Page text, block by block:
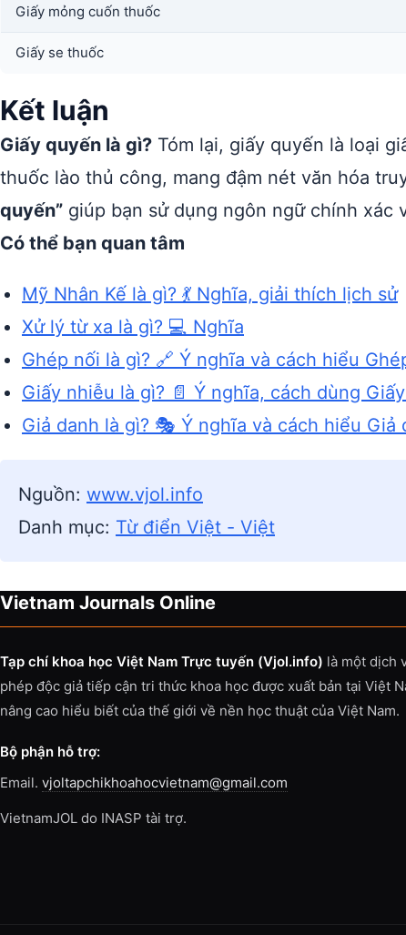
Giấy mỏng cuốn thuốc
Giấy se thuốc
Kết luận
Giấy quyến là gì? Tóm lại, giấy quyến là loại
thuốc lào thủ công, mang đậm nét văn hóa
quyến” giúp bạn sử dụng ngôn ngữ chính xác
Có thể bạn quan tâm
Mỹ Nhân Kế là gì? 💃 Nghĩa, giải thích lịch sử
Xử lý từ xa là gì? 💻 Nghĩa
Ghép nối là gì? 🔗 Ý nghĩa và cách hiểu
Giấy nhiễu là gì? 📄 Ý nghĩa, cách dùng
Giả danh là gì? 🎭 Ý nghĩa và cách hiểu Giả
Nguồn: www.vjol.info
Danh mục: Từ điển Việt - Việt
Vietnam Journals Online
Tạp chí khoa học Việt Nam Trực tuyến (Vjol.info) là một dịch
phép độc giả tiếp cận tri thức khoa học được xuất bản tại Việt
nâng cao hiểu biết của thế giới về nền học thuật của Việt Nam.
Bộ phận hỗ trợ:
Email. vjoltapchikhoahocvietnam@gmail.com
VietnamJOL do INASP tài trợ.